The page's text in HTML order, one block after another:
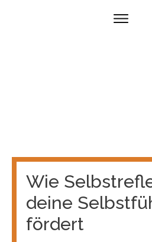
Wie
deine
fördert